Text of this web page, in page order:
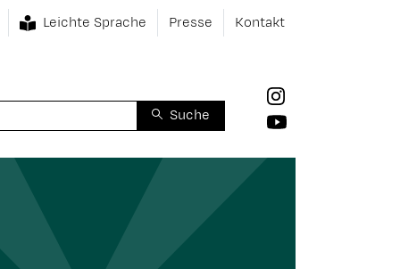
Leichte Sprache Presse Kontakt
Suche